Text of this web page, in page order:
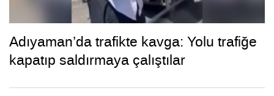
Adıyaman’da trafikte kavga: Yolu trafiğe
kapatıp saldırmaya çalıştılar